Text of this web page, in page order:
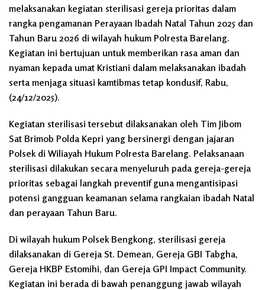
melaksanakan kegiatan sterilisasi gereja prioritas dalam
rangka pengamanan Perayaan Ibadah Natal Tahun 2025 dan
Tahun Baru 2026 di wilayah hukum Polresta Barelang.
Kegiatan ini bertujuan untuk memberikan rasa aman dan
nyaman kepada umat Kristiani dalam melaksanakan ibadah
serta menjaga situasi kamtibmas tetap kondusif, Rabu,
(24/12/2025).
Kegiatan sterilisasi tersebut dilaksanakan oleh Tim Jibom
Sat Brimob Polda Kepri yang bersinergi dengan jajaran
Polsek di Wiliayah Hukum Polresta Barelang. Pelaksanaan
sterilisasi dilakukan secara menyeluruh pada gereja-gereja
prioritas sebagai langkah preventif guna mengantisipasi
potensi gangguan keamanan selama rangkaian ibadah Natal
dan perayaan Tahun Baru.
Di wilayah hukum Polsek Bengkong, sterilisasi gereja
dilaksanakan di Gereja St. Demean, Gereja GBI Tabgha,
Gereja HKBP Estomihi, dan Gereja GPI Impact Community.
Kegiatan ini berada di bawah penanggung jawab wilayah